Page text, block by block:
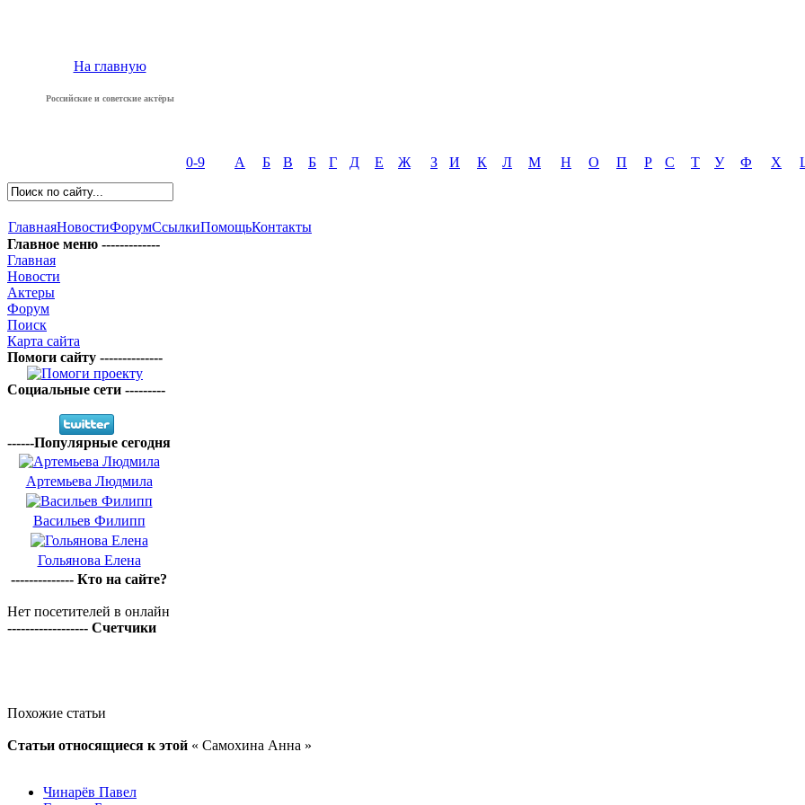
На главную
Российские и советские актёры
0-9 А Б В Б Г Д Е Ж З И К Л М Н О П Р С Т У Ф Х
ГлавнаяНовостиФорумСсылкиПомощьКонтакты
Главное меню -------------
Главная
Новости
Актеры
Форум
Поиск
Карта сайта
Помоги сайту --------------
Социальные сети ---------
------Популярные сегодня
Артемьева Людмила
Васильев Филипп
Гольянова Елена
-------------- Кто на сайте?
Нет посетителей в онлайн
------------------ Счетчики
Похожие статьи
Статьи относящиеся к этой « Самохина Анна »
Чинарёв Павел